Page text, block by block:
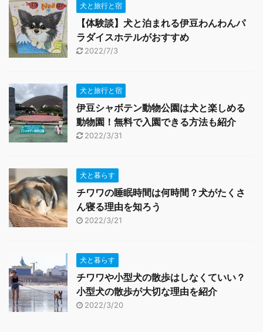
犬と旅行と宿
【体験談】犬と泊まれる伊豆わんわんパ
ラダイスホテルがおすすめ
2022/7/3
犬と旅行と宿
伊豆シャボテン動物公園は犬と楽しめる
動物園！無料で入園できる方法も紹介
2022/3/31
犬と暮らす
チワワの睡眠時間は何時間？犬がたくさ
ん寝る理由を知ろう
2022/3/21
犬と暮らす
チワワや小型犬の散歩はしなくていい？
小型犬の散歩が大切な理由を紹介
2022/3/20